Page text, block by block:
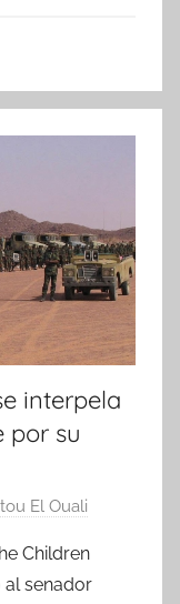
interpela
por su
El Ouali
Children
al senador